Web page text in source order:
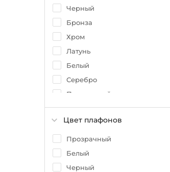
Черный
Бронза
Хром
Латунь
Белый
Серебро
Прозрачный
Никель
Зеленый
Кофейный
Медь
Цвет плафонов
Прозрачный
Белый
Черный